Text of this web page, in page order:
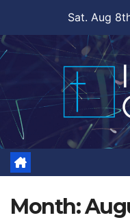
content
Sat. Aug
Month: